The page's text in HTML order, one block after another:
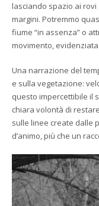
lasciando spazio ai
margini. Potremmo
fiume “in assenza” o
movimento,
Una narrazione del
e sulla vegetazione:
questo impercettibile il
chiara volontà di
sulle linee create dalle
d’animo, più che un